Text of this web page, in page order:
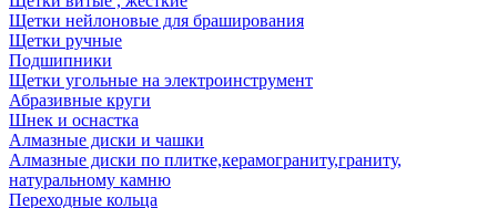
Щетки нейлоновые для браширования
Щетки ручные
Подшипники
Щетки угольные на электроинструмент
Абразивные круги
Шнек и оснастка
Алмазные диски и чашки
Алмазные диски по плитке,керамограниту,граниту,
натуральному камню
Переходные кольца